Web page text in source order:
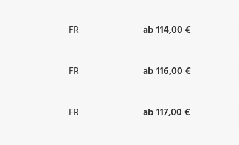
FR ab 114,00 €
FR ab 116,00 €
FR ab 117,00 €